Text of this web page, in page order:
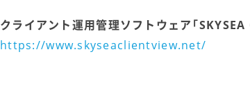
クライアント運用管理ソフトウェア「
https://www.skyseaclientview.net/